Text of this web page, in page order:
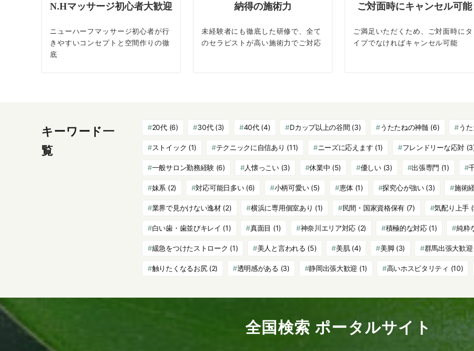
N.Hマッサージ初心者大歓迎
ニューハーフマッサージ初心者が行
きやすいコンセプトと空間作りの徹
底
納得の施術力
未経験者にも徹底した研修で、全て
のセラピストが高い施術力でご対応
ご対面時にキャンセル可能
ご満足いただくため、ご対面時にタ
イプでなければキャンセル可能
キーワード一
覧
20代(6) 30代(3) 40代(4) Dカップ以上の谷間 (3) うたたねの神髄 (6) う
ストイック (1) テクニックに自信あり (11) ニーズに応えます (1) フレンドリーな応対
一般サロン勤務経験 (6) 人懐っこい(3) 休業中 (5) 優しい(3) 出張専門 (1)
妹系 (2) 対応可能日多い(6) 小柄可愛い(5) 恵体 (1) 探究心が強い(3) 施術
業界で見かけない逸材(2) 横浜に専用個室あり (1) 民間・国家資格保有 (7) 気配り上手
白い歯・歯並びキレイ (1) 真面目 (1) 神奈川エリア対応 (2) 積極的な対応(1) 純粋
緩急をつけたストローク (1) 美人と言われる (5) 美肌(4) 美脚 (3) 群馬出張大歓迎
触りたくなるお尻(2) 透明感がある (3) 静岡出張大歓迎 (1) 高いホスピタリティ (10)
全国検索 ポータルサイト